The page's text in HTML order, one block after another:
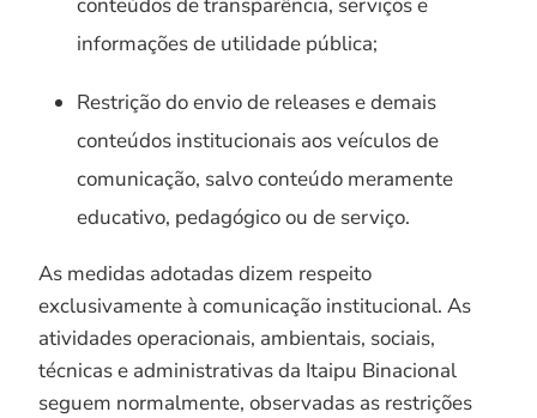
informações de utilidade pública;
Restrição do envio de releases e demais
conteúdos institucionais aos veículos de
comunicação, salvo conteúdo meramente
educativo, pedagógico ou de serviço.
As medidas adotadas dizem respeito
exclusivamente à comunicação institucional. As
atividades operacionais, ambientais, sociais,
técnicas e administrativas da Itaipu Binacional
seguem normalmente, observadas as restrições